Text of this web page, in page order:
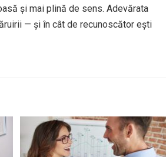
și mai plină de sens. Adevărata
— și în cât de recunoscător ești